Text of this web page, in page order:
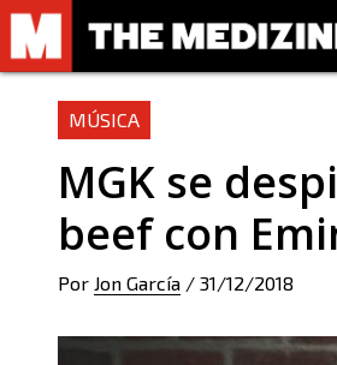
MÚSICA
MGK se
beef con
Por Jon García / 31/12/2018